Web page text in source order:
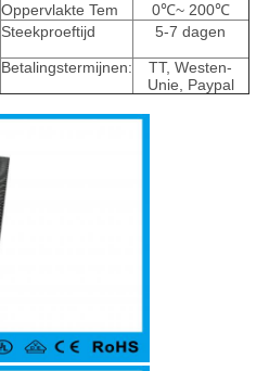
Oppervlakte Tem
0℃~ 200℃
Steekproeftijd 5-7 dagen
Betalingstermijnen:
TT, Westen-
Unie, Paypal